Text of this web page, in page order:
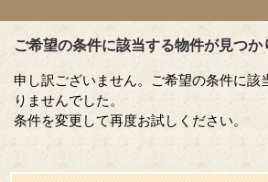
ご希望の条件に該当する物件が見つか
申し訳ございません。ご希望の条件に該
りませんでした。
条件を変更して再度お試しください。